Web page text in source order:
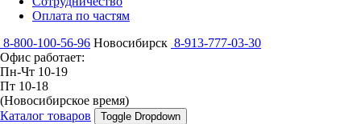
Оплата по частям
8-800-100-56-96 Новосибирск 8-913-777-03-30
Офис работает:
Пн-Чт 10-19
Пт 10-18
(Новосибирское время)
Каталог товаров
Toggle Dropdown